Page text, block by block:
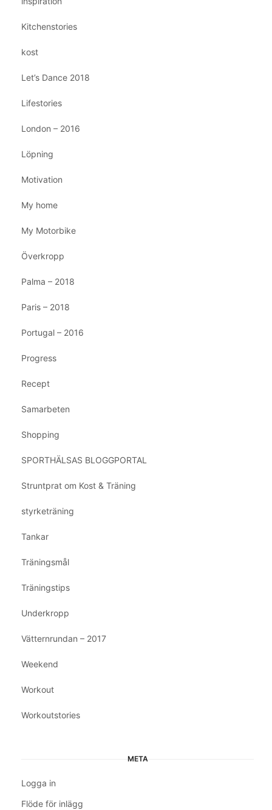
Kitchenstories
kost
Let’s Dance 2018
Lifestories
London – 2016
Löpning
Motivation
My home
My Motorbike
Överkropp
Palma – 2018
Paris – 2018
Portugal – 2016
Progress
Recept
Samarbeten
Shopping
SPORTHÄLSAS BLOGGPORTAL
Struntprat om Kost & Träning
styrketräning
Tankar
Träningsmål
Träningstips
Underkropp
Vätternrundan – 2017
Weekend
Workout
Workoutstories
META
Logga in
Flöde för inlägg